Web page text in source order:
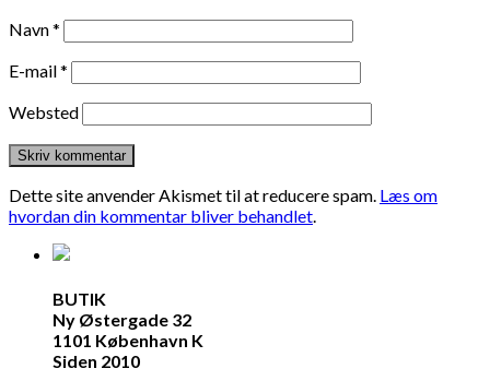
Navn*
E-mail*
Websted
Dette site anvender Akismet til at reducere spam. Læs om
hvordan din kommentar bliver behandlet.
BUTIK
Ny Østergade 32
1101 København K
Siden 2010